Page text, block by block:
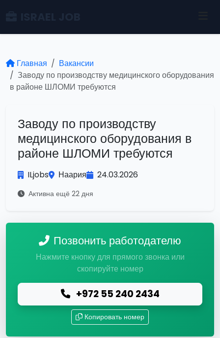
Главная
Вакансии
Заводу по производству медицинского оборудования
в районе ШЛОМИ требуются
Заводу по производству
медицинского оборудования в
районе ШЛОМИ требуются
ILjobs Наария 24.03.2026
Активна ещё 22 дня
Позвонить работодателю
Нажмите кнопку для прямого звонка или
скопируйте номер
+972 55 240 2434
Копировать номер